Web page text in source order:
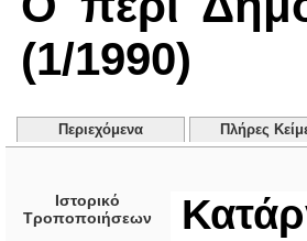
(1/1990)
Περιεχόμενα Πλήρες
Ιστορικό
Τροποποιήσεων